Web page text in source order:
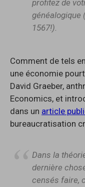
profitez de
généalogique
1567!).
Comment de tels
une économie
David Graeber,
Economics, et
dans un article
bureaucratisation
Dans la
dernière
censés faire,